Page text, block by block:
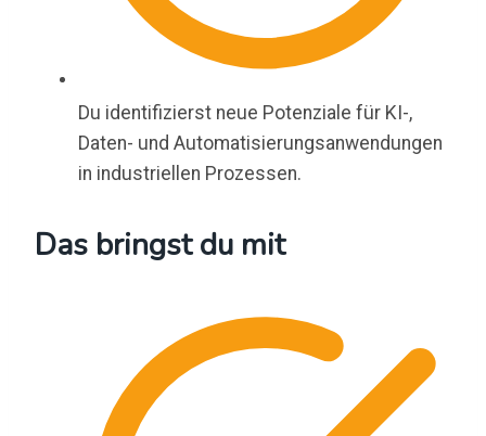
Du identifizierst neue Potenziale für KI-,
Daten- und Automatisierungsanwendungen
in industriellen Prozessen.
Das bringst du mit